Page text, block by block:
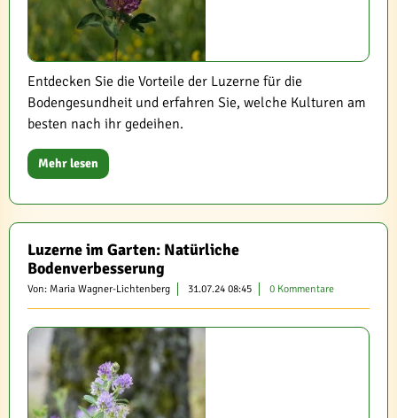
Entdecken Sie die Vorteile der Luzerne für die
Bodengesundheit und erfahren Sie, welche Kulturen am
besten nach ihr gedeihen.
Mehr lesen
Luzerne im Garten: Natürliche
Bodenverbesserung
Von: Maria Wagner-Lichtenberg 31.07.24 08:45 0 Kommentare